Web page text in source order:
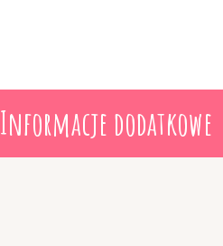
Informacje dodatkowe